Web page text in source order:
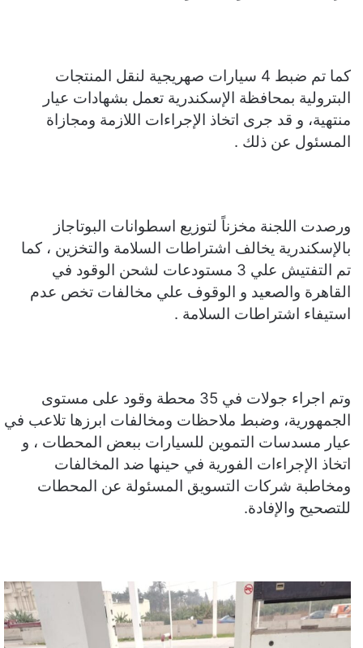
كما تم ضبط 4 سيارات صهريجية لنقل المنتجات
البترولية بمحافظة الإسكندرية تعمل بشهادات عيار
منتهية، و قد جرى اتخاذ الإجراءات اللازمة ومجازاة
المسئول عن ذلك .
ورصدت اللجنة مخزناً لتوزيع اسطوانات البوتاجاز
بالإسكندرية يخالف اشتراطات السلامة والتخزين ، كما
تم التفتيش علي 3 مستودعات لشحن الوقود في
القاهرة والصعيد و الوقوف علي مخالفات تخص عدم
استيفاء اشتراطات السلامة .
وتم اجراء جولات في 35 محطة وقود على مستوى
الجمهورية، وضبط ملاحظات ومخالفات ابرزها تلاعب في
عيار مسدسات التموين للسيارات ببعض المحطات ، و
اتخاذ الإجراءات الفورية في حينها ضد المخالفات
ومخاطبة شركات التسويق المسئولة عن المحطات
للتصحيح والإفادة.